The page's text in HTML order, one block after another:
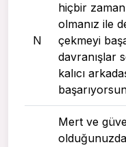
N
hiçbir
olmanız ile
çekmeyi
davranışlar
kalıcı
Mert ve